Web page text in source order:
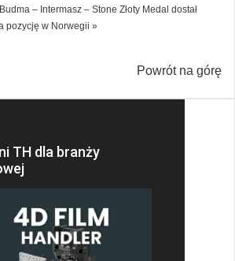
– Intermasz – Stone Złoty Medal dostał
pozycję w Norwegii »
Powrót na górę
TH dla branży